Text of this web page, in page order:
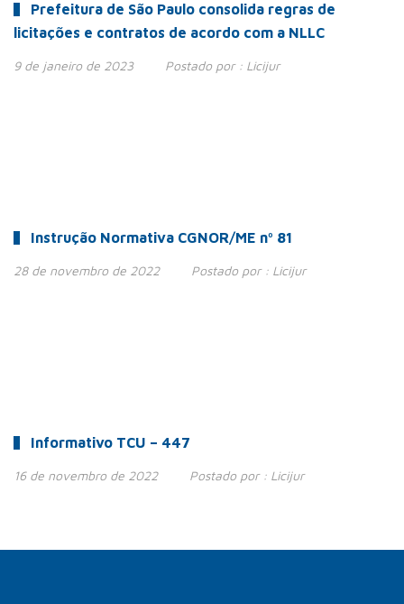
Prefeitura de São Paulo consolida regras de
licitações e contratos de acordo com a NLLC
9 de janeiro de 2023 Postado por : Licijur
Instrução Normativa CGNOR/ME nº 81
28 de novembro de 2022 Postado por : Licijur
Informativo TCU – 447
16 de novembro de 2022 Postado por : Licijur